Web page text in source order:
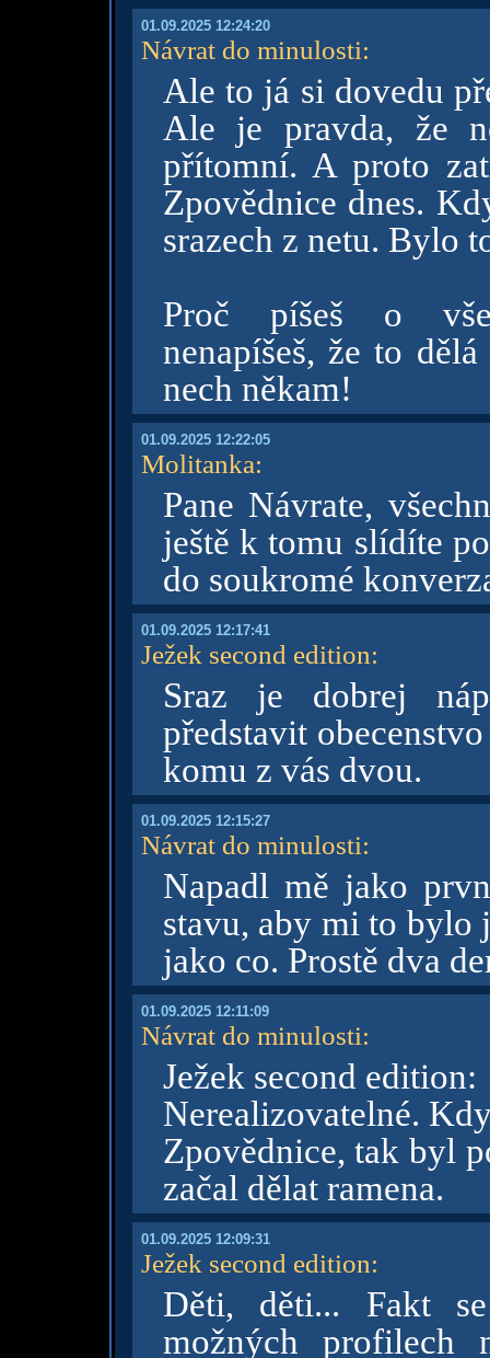
01.09.2025 12:24:20
Návrat do minulosti:
Ale to já si dovedu
Ale je pravda, že
přítomní. A proto
Zpovědnice dnes.
srazech z netu. Bylo
Proč píšeš o
nenapíšeš, že to
nech někam!
01.09.2025 12:22:05
Molitanka:
Pane Návrate,
ještě k tomu slídíte
do soukromé
01.09.2025 12:17:41
Ježek second edition:
Sraz je dobrej
představit
komu z vás dvou.
01.09.2025 12:15:27
Návrat do minulosti:
Napadl mě jako
stavu, aby mi to bylo
jako co. Prostě dva
01.09.2025 12:11:09
Návrat do minulosti:
Ježek second edition:
Nerealizovatelné.
Zpovědnice, tak byl
začal dělat ramena.
01.09.2025 12:09:31
Ježek second edition:
Děti, děti... Fakt
možných profilech